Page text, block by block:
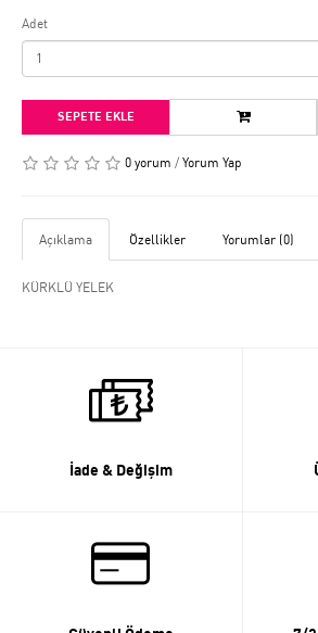
Adet
SEPETE EKLE
0 yorum / Yorum Yap
Açıklama Özellikler Yorumlar (0)
KÜRKLÜ YELEK
İade & Değişim